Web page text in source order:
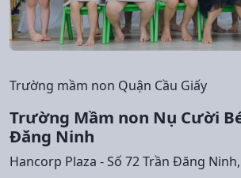
Trường mầm non Quận Cầu Giấy
Trường Mầm non Nụ Cười
Đăng Ninh
Hancorp Plaza - Số 72 Trần Đăng Ninh,